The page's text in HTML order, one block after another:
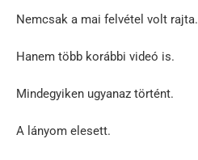
Nemcsak a mai felvétel volt rajta.
Hanem több korábbi videó is.
Mindegyiken ugyanaz történt.
A lányom elesett.